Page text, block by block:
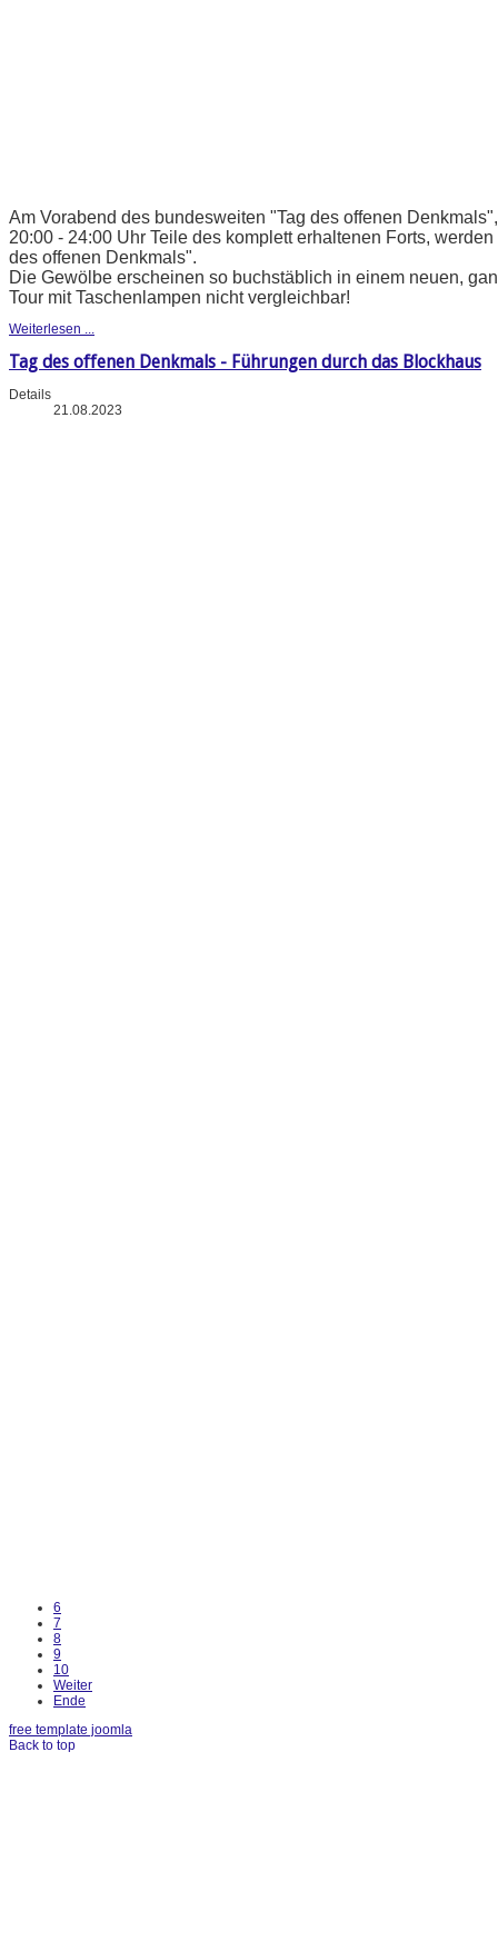
Am Vorabend des bundesweiten "Tag des offenen
20:00 - 24:00 Uhr Teile des komplett erhaltenen Forts,
des offenen Denkmals".
Die Gewölbe erscheinen so buchstäblich in einem neuen,
Tour mit Taschenlampen nicht vergleichbar!
Weiterlesen ...
Tag des offenen Denkmals - Führungen durch das Blockhaus
Details
21.08.2023
6
7
8
9
10
Weiter
Ende
free template joomla
Back to top